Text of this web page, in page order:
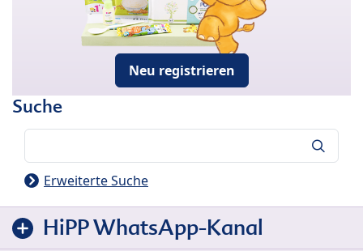
Neu registrieren
Suche
Erweiterte Suche
HiPP WhatsApp-Kanal